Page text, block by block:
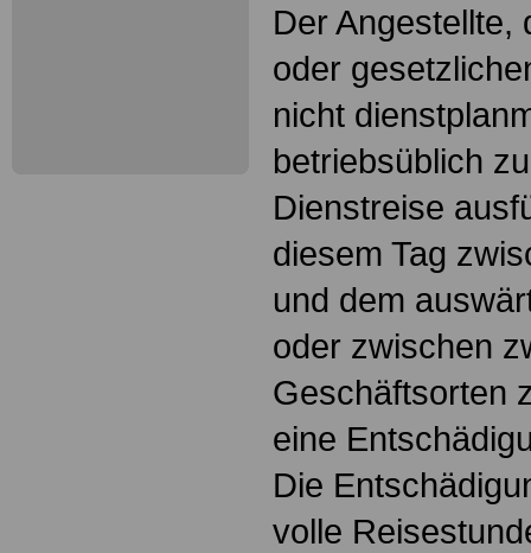
Der Angestellte,
oder
nicht
betriebsüblich
Dienstreise
diesem Tag
und dem
oder zwischen
Geschäftsorten
eine
Die
volle